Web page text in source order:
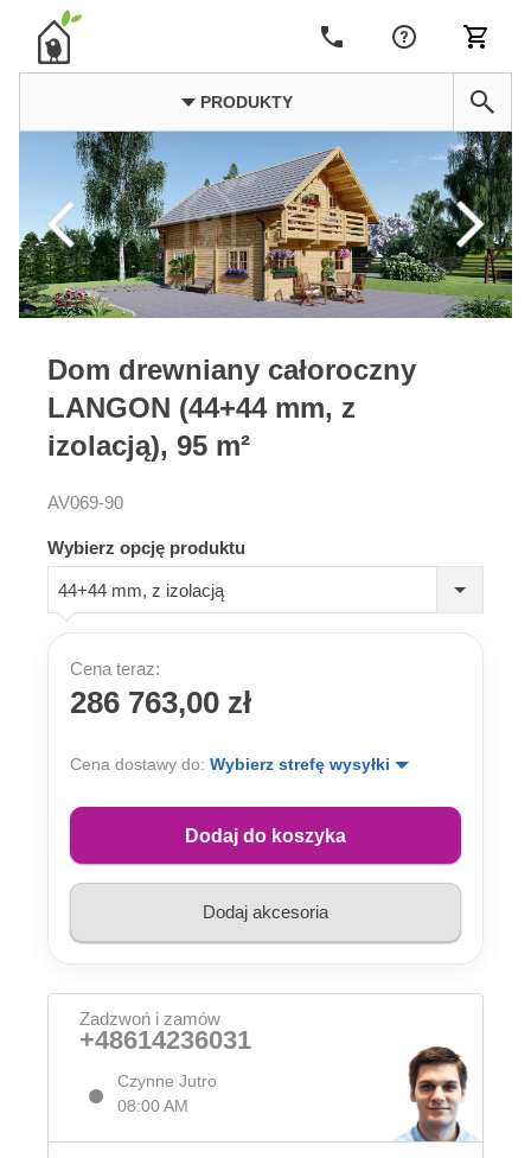
PRODUKTY
Dom drewniany całoroczny
LANGON (44+44 mm, z
izolacją), 95 m²
AV069-90
Wybierz opcję produktu
44+44 mm, z izolacją
Cena teraz:
286 763,00 zł
Cena dostawy do: Wybierz strefę wysyłki
Dodaj do koszyka
Dodaj akcesoria
Zadzwoń i zamów
+48614236031
Czynne Jutro
08:00 AM